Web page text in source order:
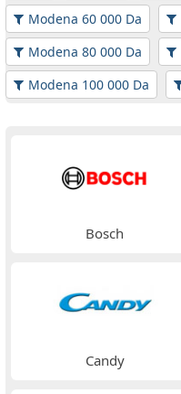
Modena 60 000 Da
Modena 80 000 Da
Modena 100 000 Da
Bosch
Candy